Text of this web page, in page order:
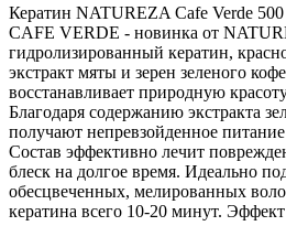
Кератин NATUREZA Cafe Verde
CAFE VERDE - новинка от
гидролизированный кератин,
экстракт мяты и зерен зеленого
восстанавливает природную
Благодаря содержанию экстракта
получают непревзойденное
Состав эффективно лечит
блеск на долгое время. Идеально
обесцвеченных, мелированных
кератина всего 10-20 минут.